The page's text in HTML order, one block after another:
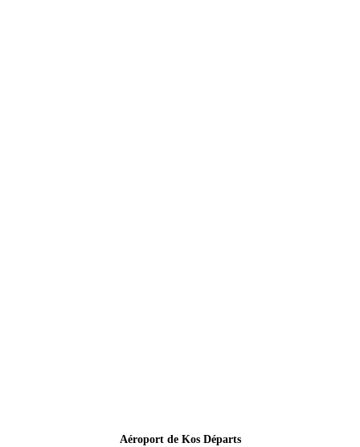
Aéroport de Kos Départs